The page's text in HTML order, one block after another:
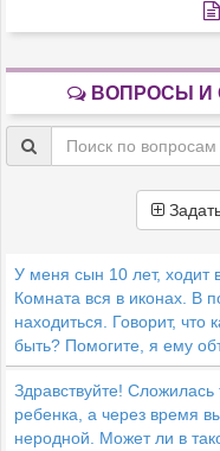
ВОПРОСЫ И
У меня сын 10 лет, ходит
Комната вся в иконах. В
находиться. Говорит, что
быть? Помогите, я ему
Здравствуйте!
ребенка, а через время
неродной. Может ли в